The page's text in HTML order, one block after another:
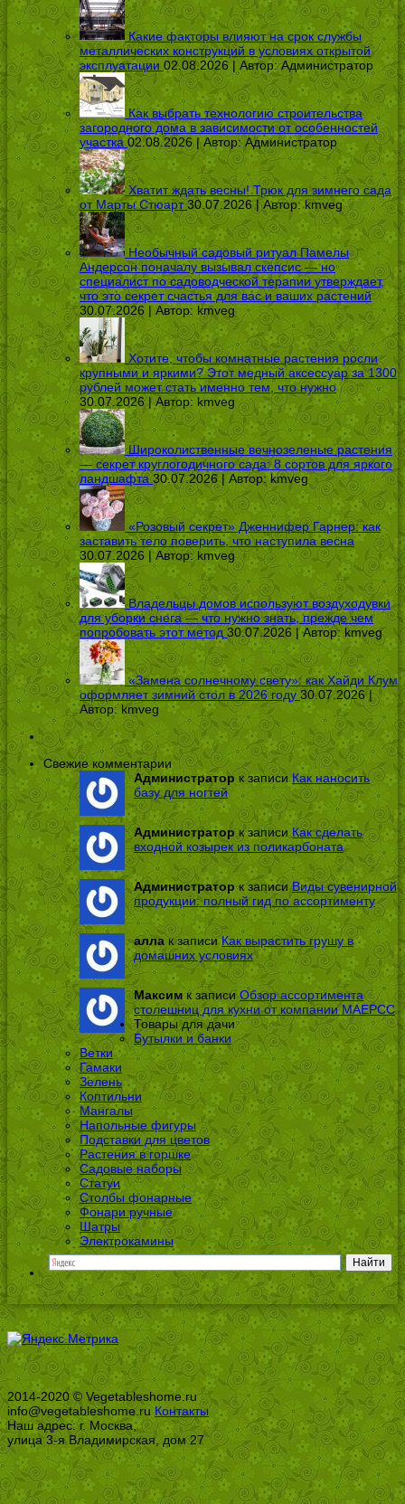
Какие факторы влияют на срок службы
металлических конструкций в условиях открытой
эксплуатации 02.08.2026 | Автор:Администратор
Как выбрать технологию строительства
загородного дома в зависимости от особенностей
участка 02.08.2026 | Автор:Администратор
Хватит ждать весны! Трюк для зимнего сада
от Марты Стюарт 30.07.2026 | Автор:kmveg
Необычный садовый ритуал Памелы
Андерсон поначалу вызывал скепсис — но
специалист по садоводческой терапии утверждает,
что это секрет счастья для вас и ваших растений
30.07.2026 | Автор: kmveg
Хотите, чтобы комнатные растения росли
крупными и яркими? Этот медный аксессуар за 1300
рублей может стать именно тем, что нужно
30.07.2026 | Автор: kmveg
Широколиственные вечнозеленые растения
— секрет круглогодичного сада: 8 сортов для яркого
ландшафта 30.07.2026 | Автор:kmveg
«Розовый секрет» Дженнифер Гарнер: как
заставить тело поверить, что наступила весна
30.07.2026 | Автор: kmveg
Владельцы домов используют воздуходувки
для уборки снега — что нужно знать, прежде чем
попробовать этот метод 30.07.2026 | Автор: kmveg
«Замена солнечному свету»: как Хайди Клум
оформляет зимний стол в 2026 году 30.07.2026 |
Автор: kmveg
Свежие комментарии
Администратор к записиКак наносить
базу для ногтей
Администраторк записиКак сделать
входной козырек из поликарбоната
Администраторк записиВиды сувенирной
продукции: полный гид по ассортименту
аллак записиКак вырастить грушу в
домашних условиях
Максимк записиОбзор ассортимента
столешниц для кухни от компании МАЕРСС
Товары для дачи
Бутылки и банки
Ветки
Гамаки
Зелень
Коптильни
Мангалы
Напольные фигуры
Подставки для цветов
Растения в горшке
Садовые наборы
Статуи
Столбы фонарные
Фонари ручные
Шатры
Электрокамины
2014-2020 © Vegetableshome.ru
info@vegetableshome.ruКонтакты
Наш адрес: г. Москва,
улица 3-я Владимирская, дом 27